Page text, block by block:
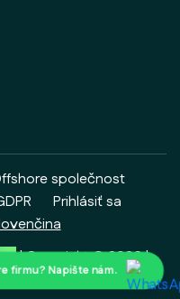
firmu? Napište nám.
společnost
Prihlásiť sa
| Copyright ©2026|